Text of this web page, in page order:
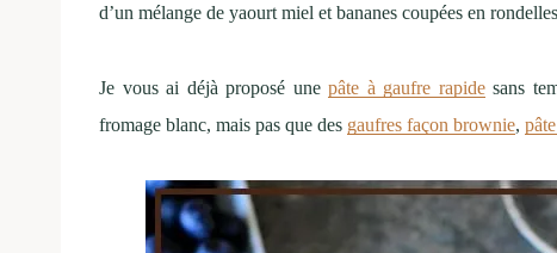
d’un mélange de yaourt miel et bananes coupées en
Je vous ai déjà proposé unepâte à gaufre rapidesans
fromage blanc, mais pas que des gaufres façon brownie,